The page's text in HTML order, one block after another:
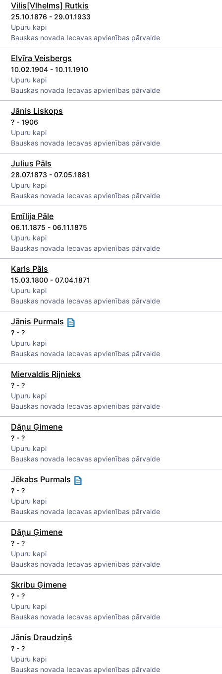
Vilis[Vlhelms] Rutkis
25.10.1876 - 29.01.1933
Upuru kapi
Bauskas novada Iecavas apvienības pārvalde
Elvīra Veisbergs
10.02.1904 - 10.11.1910
Upuru kapi
Bauskas novada Iecavas apvienības pārvalde
Jānis Liskops
? - 1906
Upuru kapi
Bauskas novada Iecavas apvienības pārvalde
Julius Pāls
28.07.1873 - 07.05.1881
Upuru kapi
Bauskas novada Iecavas apvienības pārvalde
Emīlija Pāle
06.11.1875 - 06.11.1875
Upuru kapi
Bauskas novada Iecavas apvienības pārvalde
Karls Pāls
15.03.1800 - 07.04.1871
Upuru kapi
Bauskas novada Iecavas apvienības pārvalde
Jānis Purmals
? - ?
Upuru kapi
Bauskas novada Iecavas apvienības pārvalde
Miervaldis Rijnieks
? - ?
Upuru kapi
Bauskas novada Iecavas apvienības pārvalde
Dāņu Ģimene
? - ?
Upuru kapi
Bauskas novada Iecavas apvienības pārvalde
Jēkabs Purmals
? - ?
Upuru kapi
Bauskas novada Iecavas apvienības pārvalde
Dāņu Ģimene
? - ?
Upuru kapi
Bauskas novada Iecavas apvienības pārvalde
Skribu Ģimene
? - ?
Upuru kapi
Bauskas novada Iecavas apvienības pārvalde
Jānis Draudziņš
? - ?
Upuru kapi
Bauskas novada Iecavas apvienības pārvalde